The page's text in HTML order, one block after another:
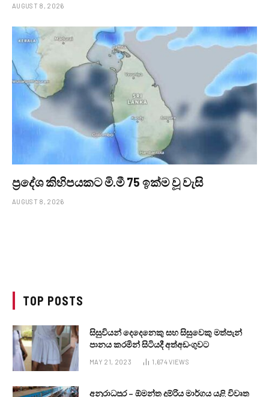
AUGUST 8, 2026
ප්‍රදේශ කිහිපයකට මි.මී 75 ඉක්ම වූ වැසි
AUGUST 8, 2026
TOP POSTS
සිසුවියන් දෙදෙනෙකු සහ සිසුවෙකු මත්පැන්
පානය කරමින් සිටියදී අත්අඩංගුවට
MAY 21, 2023 1,674VIEWS
අනුරාධපුර – ඕමන්ත දුම්රිය මාර්ගය යළි විවෘත